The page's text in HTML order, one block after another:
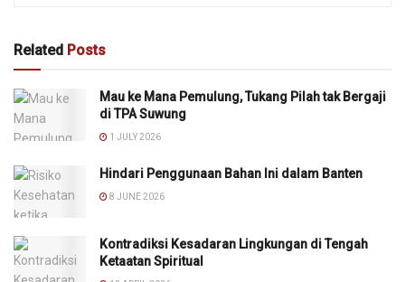
Related Posts
Mau ke Mana Pemulung, Tukang Pilah tak Bergaji
di TPA Suwung
1 JULY 2026
Hindari Penggunaan Bahan Ini dalam Banten
8 JUNE 2026
Kontradiksi Kesadaran Lingkungan di Tengah
Ketaatan Spiritual